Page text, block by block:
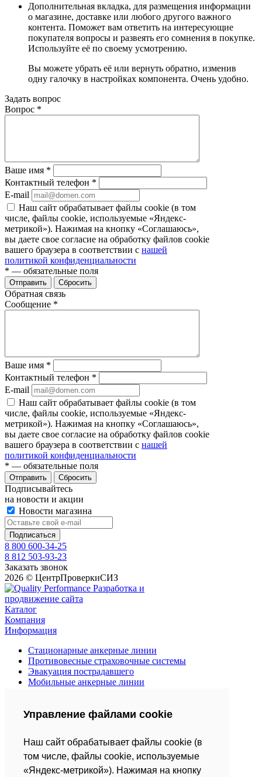
Управление файлами cookie
Наш сайт обрабатывает файлы cookie (в
том числе, файлы cookie, используемые
«Яндекс-метрикой»). Нажимая на кнопку
Дополнительная вкладка, для размещения информации
о магазине, доставке или любого другого важного
контента. Поможет вам ответить на интересующие
покупателя вопросы и развеять его сомнения в покупке.
Используйте её по своему усмотрению.
Вы можете убрать её или вернуть обратно, изменив
одну галочку в настройках компонента. Очень удобно.
Задать вопрос
Вопрос *
Ваше имя *
Контактный телефон *
E-mail
Наш сайт обрабатывает файлы cookie (в том
числе, файлы cookie, используемые «Яндекс-
метрикой»). Нажимая на кнопку «Соглашаюсь»,
вы даете свое согласие на обработку файлов cookie
вашего браузера в соответствии с нашей
политикой конфиденциальности
* — обязательные поля
Отправить Сбросить
Обратная связь
Сообщение *
Ваше имя *
Контактный телефон *
E-mail
Наш сайт обрабатывает файлы cookie (в том
числе, файлы cookie, используемые «Яндекс-
метрикой»). Нажимая на кнопку «Соглашаюсь»,
вы даете свое согласие на обработку файлов cookie
вашего браузера в соответствии с нашей
политикой конфиденциальности
* — обязательные поля
Отправить Сбросить
Подписывайтесь
на новости и акции
Новости магазина
8 800 600-34-25
8 812 503-93-23
Заказать звонок
2026 © ЦентрПроверкиСИЗ
Разработка и
продвижение сайта
Каталог
Компания
Информация
Стационарные анкерные линии
Противовесные страховочные системы
Эвакуация пострадавшего
Мобильные анкерные линии
Анкерные устройства
Спусковые страховочные устройства
О компании